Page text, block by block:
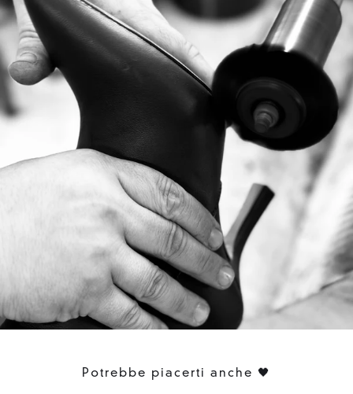
Potrebbe piacerti anche 🖤